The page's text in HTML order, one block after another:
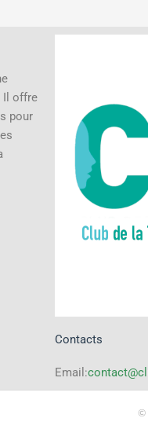
Il offre
pour
Contacts
Email: